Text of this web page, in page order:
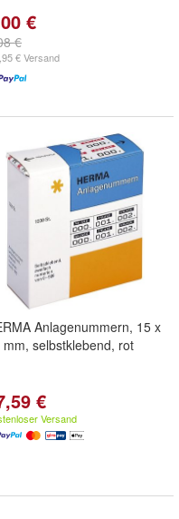
€
€
€ Versand
Anlagenummern, 15 x
mm, selbstklebend, rot
€
Versand